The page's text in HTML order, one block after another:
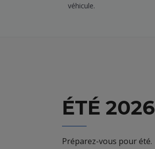
véhicule.
ÉTÉ 2026
Préparez-vous pour été.